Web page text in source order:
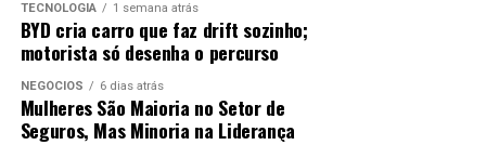
TECNOLOGIA 1 semana atrás
BYD cria carro que faz drift sozinho;
motorista só desenha o percurso
NEGÓCIOS 6 dias atrás
Mulheres São Maioria no Setor de
Seguros, Mas Minoria na Liderança